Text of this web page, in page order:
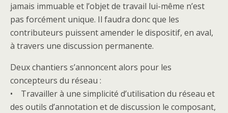
jamais immuable et l’objet de travail lui-même n’est
pas forcément unique. Il faudra donc que les
contributeurs puissent amender le dispositif, en aval,
à travers une discussion permanente.
Deux chantiers s’annoncent alors pour les
concepteurs du réseau :
• Travailler à une simplicité d’utilisation du réseau et
des outils d’annotation et de discussion le composant,